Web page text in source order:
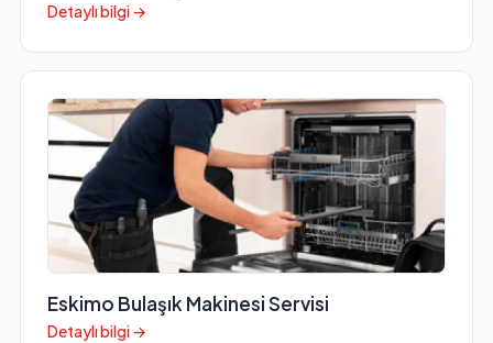
Detaylı bilgi →
Eskimo Bulaşık Makinesi Servisi
Detaylı bilgi →